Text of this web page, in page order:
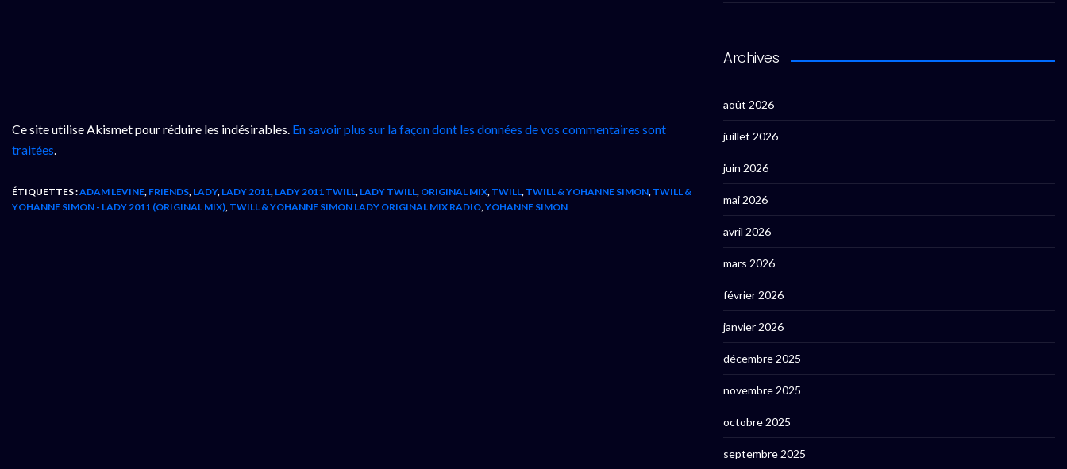
Ce site utilise Akismet pour réduire les indésirables. En savoir plus sur la façon dont les données de vos commentaires sont
traitées.
ÉTIQUETTES :ADAM LEVINE, FRIENDS, LADY, LADY 2011, LADY 2011 TWILL, LADY TWILL, ORIGINAL MIX, TWILL, TWILL & YOHANNE SIMON, TWILL &
YOHANNE SIMON - LADY 2011 (ORIGINAL MIX), TWILL & YOHANNE SIMON LADY ORIGINAL MIX RADIO,YOHANNE SIMON
Archives
août 2026
juillet 2026
juin 2026
mai 2026
avril 2026
mars 2026
février 2026
janvier 2026
décembre 2025
novembre 2025
octobre 2025
septembre 2025